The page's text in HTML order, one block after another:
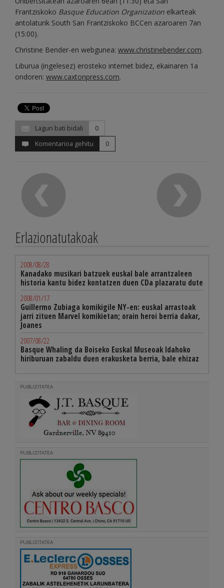
Frantziskoko Basque Education Organization elkarteak
antolaturik South San Frantziskoko BCCen azaroaren 7an
(15:00).
Christine Bender-en webgunea: www.christinebender.com.
Liburua (ingelesez) erosteko internet bidez, ekainaren 1a
ondoren: www.caxtonpress.com.
Lagun bati bidali
0
Komentarioa gehitu
0
Erlazionatutakoak
2008/08/28
Kanadako musikari batzuek euskal bale arrantzaleen
historia kantu bidez kontatzen duen CDa plazaratu dute
2008/01/17
Guillermo Zubiaga komikigile NY-en: euskal arrastoak
jarri zituen Marvel komikietan; orain heroi berria dakar,
Joanes
2007/08/22
Basque Whaling da Boiseko Euskal Museoak Idahoko
hiriburuan zabaldu duen erakusketa berria, bale ehizaz
PUBLIZITATEA
PUBLIZITATEA
PUBLIZITATEA